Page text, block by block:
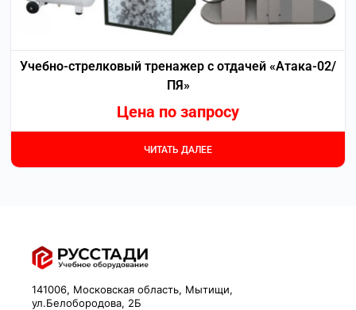
Учебно-стрелковый тренажер с отдачей «Атака-02/
ПЯ»
Цена по запросу
ЧИТАТЬ ДАЛЕЕ
141006, Московская область, Мытищи,
ул.Белобородова, 2Б